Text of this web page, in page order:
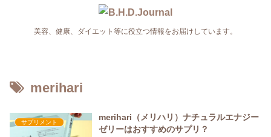
美容、健康、ダイエット等に役立つ情報をお届けしています。
merihari
サプリメント
merihari（メリハリ）ナチュラルエナジー
ゼリーはおすすめのサプリ？